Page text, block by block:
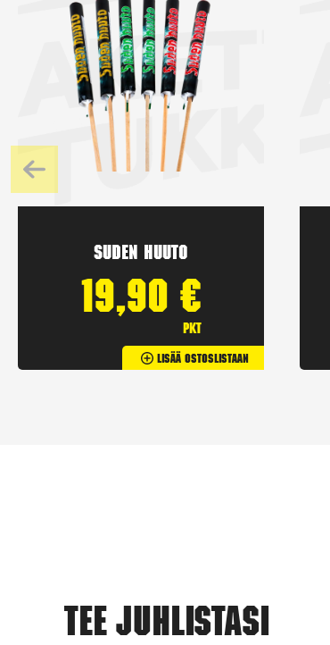
Suden huuto
19,90 €
pkt
Lisää Ostoslistaan
Tee juhlistasi